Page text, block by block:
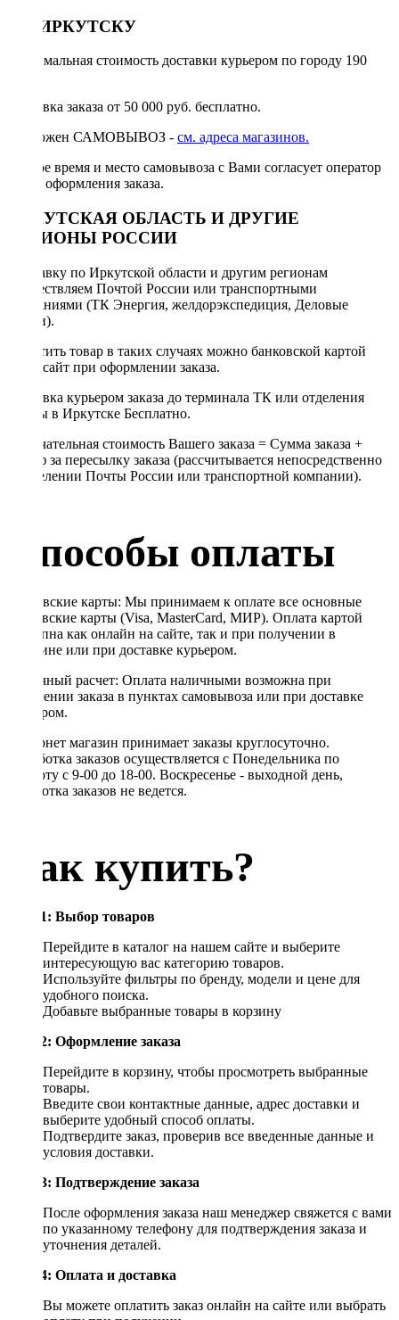
ПО ИРКУТСКУ
Минимальная стоимость доставки курьером по городу 190
Доставка заказа от 50 000 руб. бесплатно.
Возможен САМОВЫВОЗ - см. адреса магазинов.
Точное время и место самовывоза с Вами согласует оператор
после оформления заказа.
ИРКУТСКАЯ ОБЛАСТЬ И ДРУГИЕ
РЕГИОНЫ РОССИИ
Отправку по Иркутской области и другим регионам
осуществляем Почтой России или транспортными
компаниями (ТК Энергия, желдорэкспедиция, Деловые
линии).
Оплатить товар в таких случаях можно банковской картой
через сайт при оформлении заказа.
Доставка курьером заказа до терминала ТК или отделения
Почты в Иркутске Бесплатно.
Окончательная стоимость Вашего заказа = Сумма заказа +
Тариф за пересылку заказа (рассчитывается непосредственно
в отделении Почты России или транспортной компании).
Способы оплаты
Банковские карты: Мы принимаем к оплате все основные
банковские карты (Visa, MasterCard, МИР). Оплата картой
доступна как онлайн на сайте, так и при получении в
магазине или при доставке курьером.
Наличный расчет: Оплата наличными возможна при
получении заказа в пунктах самовывоза или при доставке
курьером.
Интернет магазин принимает заказы круглосуточно.
Обработка заказов осуществляется с Понедельника по
Субботу с 9-00 до 18-00. Воскресенье - выходной день,
обработка заказов не ведется.
Как купить?
Шаг 1: Выбор товаров
Перейдите в каталог на нашем сайте и выберите
интересующую вас категорию товаров.
Используйте фильтры по бренду, модели и цене для
удобного поиска.
Добавьте выбранные товары в корзину
Шаг 2: Оформление заказа
Перейдите в корзину, чтобы просмотреть выбранные
товары.
Введите свои контактные данные, адрес доставки и
выберите удобный способ оплаты.
Подтвердите заказ, проверив все введенные данные и
условия доставки.
Шаг 3: Подтверждение заказа
После оформления заказа наш менеджер свяжется с вами
по указанному телефону для подтверждения заказа и
уточнения деталей.
Шаг 4: Оплата и доставка
Вы можете оплатить заказ онлайн на сайте или выбрать